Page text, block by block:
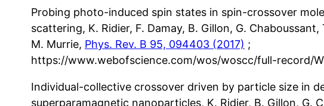
Probing photo-induced spin states in spin-crossover
scattering, K. Ridier, F. Damay, B. Gillon, G. Chaboussant,
M. Murrie, Phys. Rev. B 95, 094403 (2017) ;
https://www.webofscience.com/wos/woscc/full-record/
Individual-collective crossover driven by particle size in
superparamagnetic nanoparticles, K. Ridier, B. Gillon, G.